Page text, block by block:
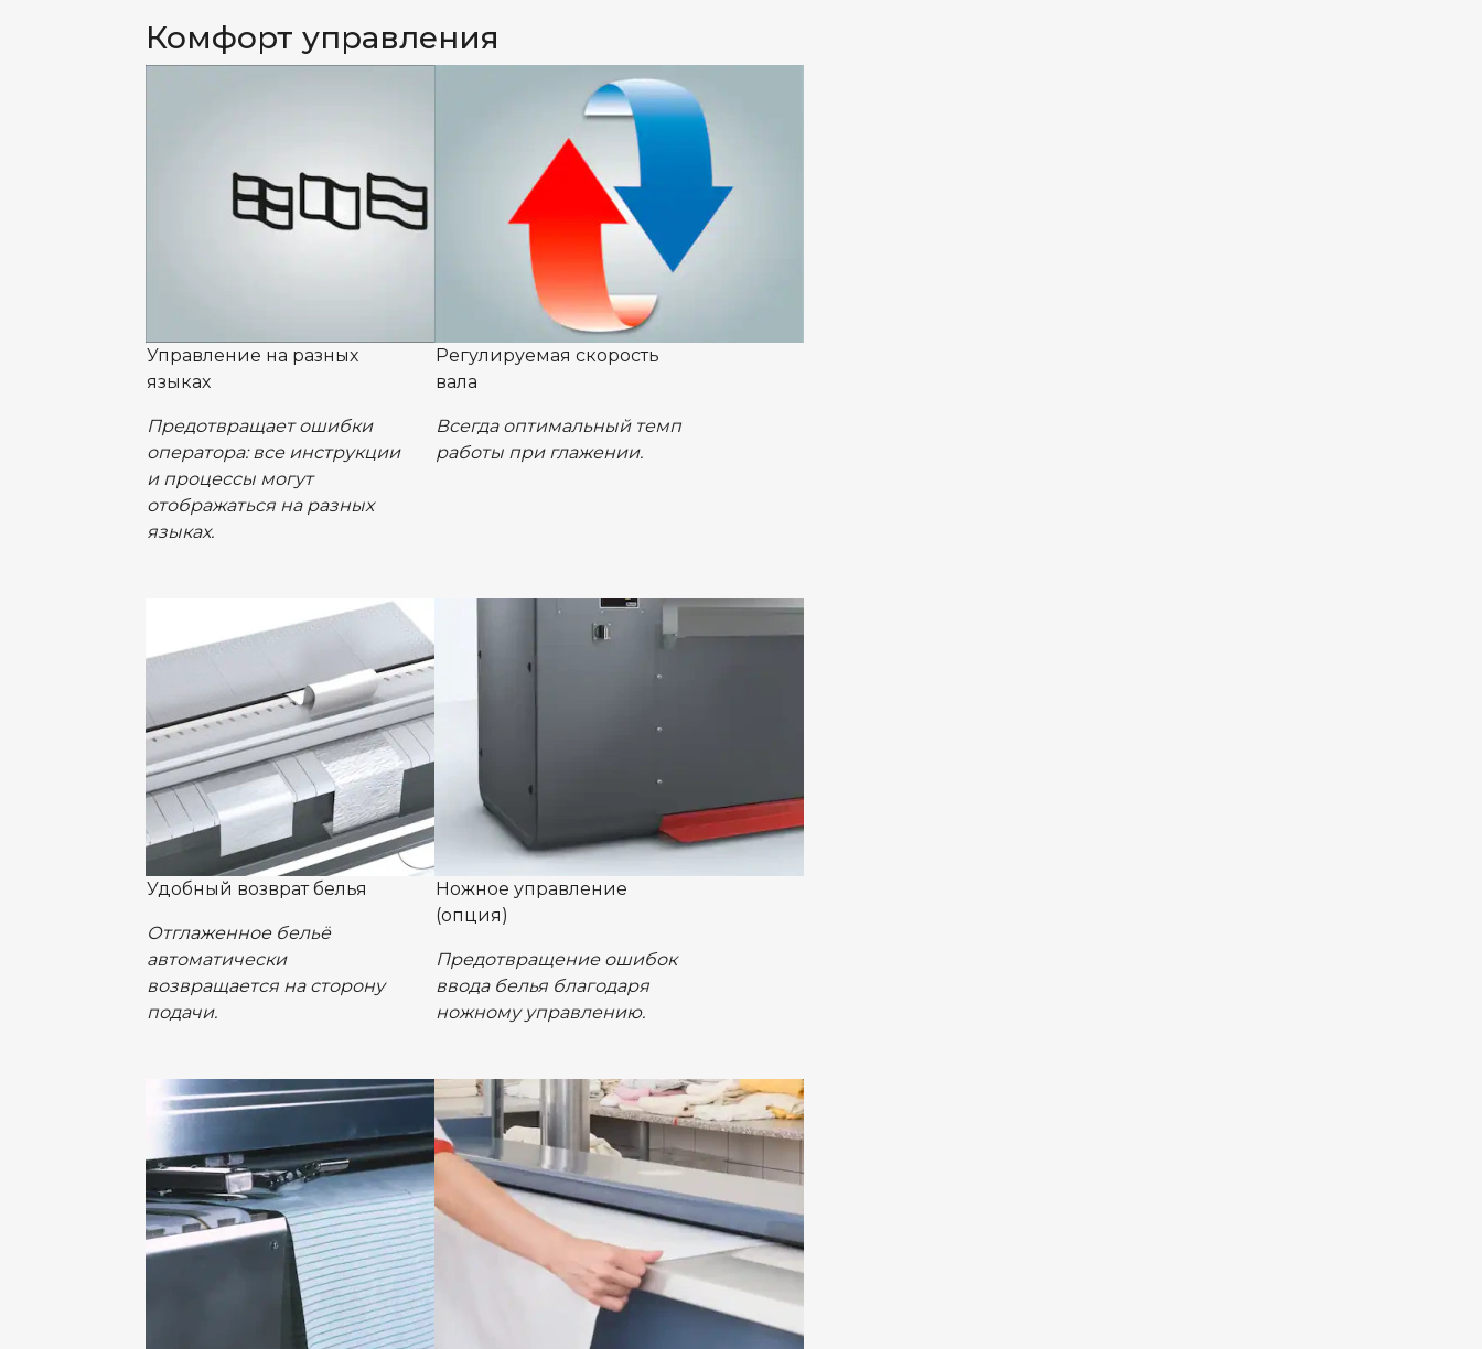
Комфорт управления
Управление на разных
языках
Предотвращает ошибки
оператора: все инструкции
и процессы могут
отображаться на разных
языках.
Регулируемая скорость
вала
Всегда оптимальный темп
работы при глажении.
Удобный возврат белья
Отглаженное бельё
автоматически
возвращается на сторону
подачи.
Ножное управление
(опция)
Предотвращение ошибок
ввода белья благодаря
ножному управлению.